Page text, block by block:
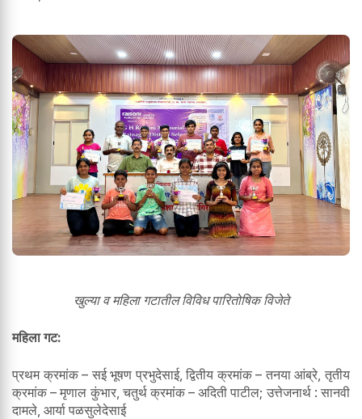
खुल्या व महिला गटातील विविध पारितोषिक विजेते
महिला गट:
प्रथम क्रमांक – सई भूषण प्रभुदेसाई, द्वितीय क्रमांक – तनया आंब्रे, तृतीय
क्रमांक – मृणाल कुंभार, चतुर्थ क्रमांक – अदिती पाटील; उत्तेजनार्थ : सानवी
दामले, आर्या पळसुलेदेसाई